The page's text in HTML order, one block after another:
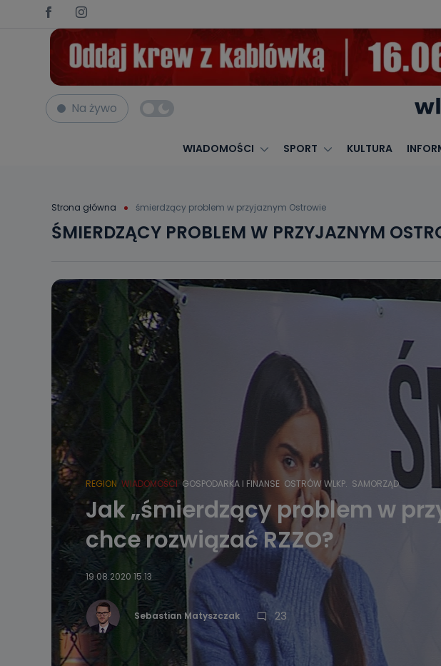
Na żywo
WIADOMOŚCI SPORT KULTURA
Strona główna śmierdzący problem w przyjaznym Ostrowie
ŚMIERDZĄCY PROBLEM W PRZYJAZNYM
REGION WIADOMOŚCI GOSPODARKA I FINANSE OSTRÓW WLKP. SAMORZĄD
Jak „śmierdzący problem w
chce rozwiązać RZZO?
19.08.2020 15:13
Sebastian Matyszczak 23